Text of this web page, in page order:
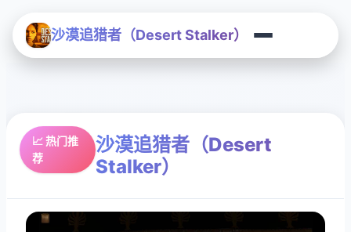
沙漠追猎者（Desert Stalker）
📈 热门推
荐
沙漠追猎者（Desert
Stalker）